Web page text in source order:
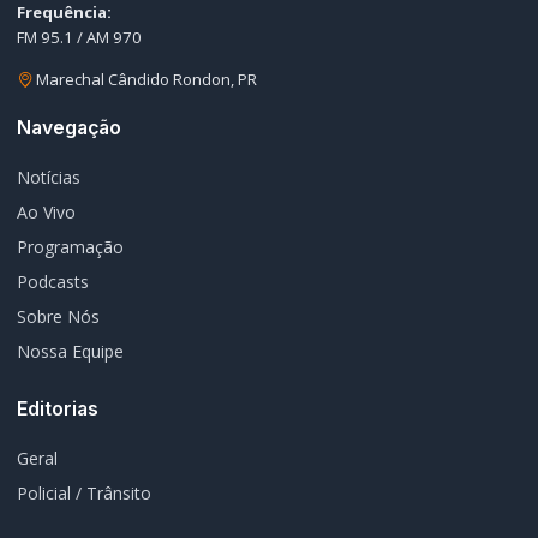
Frequência:
FM 95.1 / AM 970
Marechal Cândido Rondon, PR
Navegação
Notícias
Ao Vivo
Programação
Podcasts
Sobre Nós
Nossa Equipe
Editorias
Geral
Policial / Trânsito